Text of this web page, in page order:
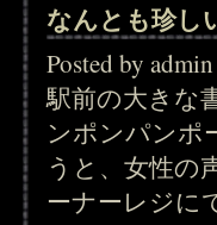
なんとも珍し
Posted by
駅前の大きな
ンポンパンポ
うと、女性の
ーナーレジに